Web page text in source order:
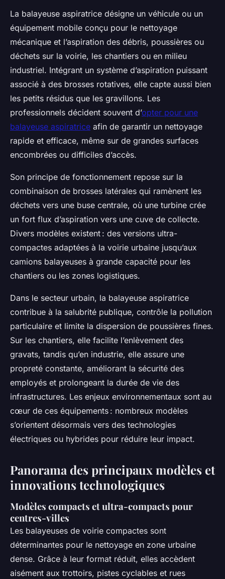
La balayeuse aspiratrice désigne un véhicule ou un
équipement mobile conçu pour le nettoyage
mécanique et l’aspiration des débris, poussières ou
déchets sur la voirie, les chantiers ou en milieu
industriel. Intégrant un système d’aspiration puissant
associé à des brosses rotatives, elle capte aussi bien
les petits résidus que les gravillons. Les
professionnels décident souvent d’opter pour une
balayeuse aspiratrice afin de garantir un nettoyage
rapide et efficace, même sur de grandes surfaces
encombrées ou difficiles d’accès.
Son principe de fonctionnement repose sur la
combinaison de brosses latérales qui ramènent les
déchets vers une buse centrale, où une turbine crée
un fort flux d’aspiration vers une cuve de collecte.
Divers modèles existent : des versions ultra-
compactes adaptées à la voirie urbaine jusqu’aux
camions balayeuses à grande capacité pour les
chantiers ou les zones logistiques.
Dans le secteur urbain, la balayeuse aspiratrice
contribue à la salubrité publique, contrôle la pollution
particulaire et limite la dispersion de poussières fines.
Sur les chantiers, elle facilite l’enlèvement des
gravats, tandis qu’en industrie, elle assure une
propreté constante, améliorant la sécurité des
employés et prolongeant la durée de vie des
infrastructures. Les enjeux environnementaux sont au
cœur de ces équipements : nombreux modèles
s’orientent désormais vers des technologies
électriques ou hybrides pour réduire leur impact.
Panorama des principaux modèles et
innovations technologiques
Modèles compacts et ultra-compacts pour
centres-villes
Les balayeuses de voirie compactes sont
déterminantes pour le nettoyage en zone urbaine
dense. Grâce à leur format réduit, elles accèdent
aisément aux trottoirs, pistes cyclables et rues